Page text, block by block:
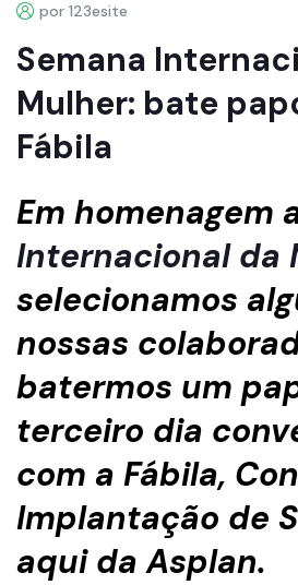
por 123esite
Semana
Mulher: bate
Fábila
Em homenagem
Internacional da
selecionamos
nossas
batermos um
terceiro dia
com a Fábila,
Implantação de
aqui da Asplan.